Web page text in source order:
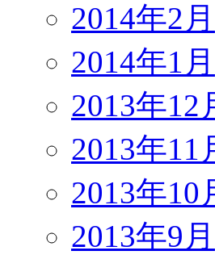
2014年2月
2014年1月
2013年12
2013年11
2013年10
2013年9月